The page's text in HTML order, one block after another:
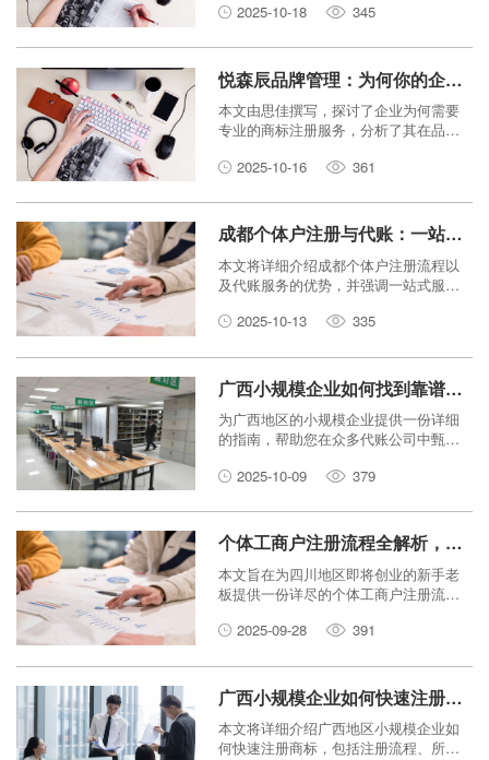
剖析其优势。
2025-10-18 345
悦森辰品牌管理：为何你的企业需要专业的商标注册服务？
本文由思佳撰写，探讨了企业为何需要
专业的商标注册服务，分析了其在品牌
性，并由悦森辰品牌管理提供专业解
2025-10-16 361
成都个体户注册与代账：一站式服务助你轻松创业
本文将详细介绍成都个体户注册流程以
及代账服务的优势，并强调一站式服务
2025-10-13
335
广西小规模企业如何找到靠谱的代账公司？
为广西地区的小规模企业提供一份详细
的指南，帮助您在众多代账公司中甄选
健康发展。
2025-10-09 379
个体工商户注册流程全解析，四川新手老板必看！
本文旨在为四川地区即将创业的新手老
板提供一份详尽的个体工商户注册流程
解析，助您顺利开启创业之路。
2025-09-28 391
广西小规模企业如何快速注册商标？
本文将详细介绍广西地区小规模企业如
何快速注册商标，包括注册流程、所需